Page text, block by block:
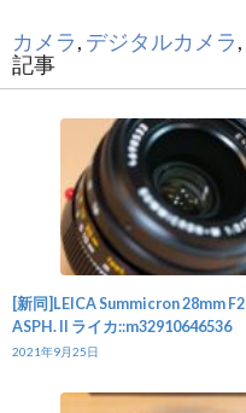
カメラ, デジタルカメラ,
記事
[新同]LEICA Summicron 28mm F2
ASPH. II ライカ::m32910646536
2021年9月25日